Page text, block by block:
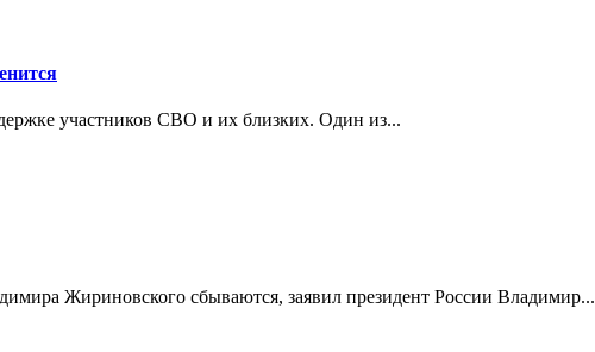
участников СВО и их близких. Один из...
Жириновского сбываются, заявил президент России Владимир...